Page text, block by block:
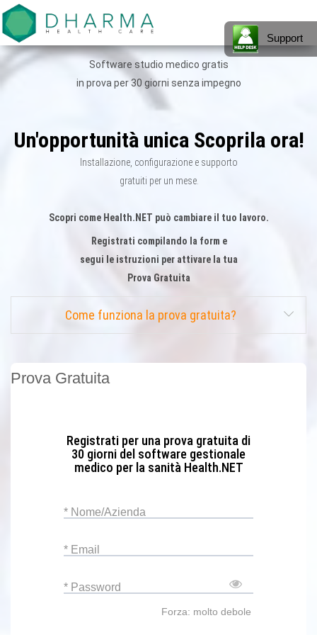
Gestionale
Software
per la
Sanità –
Healthcare
software
per la sanità
– Adatto ad
ogni realtà
singolo
medico
alla clinica.
più
MENU
Software studio medico gratis
in prova per 30 giorni senza impegno
Un'opportunità unica Scoprila ora!
Installazione, configurazione e supporto
gratuiti per un mese.
Scopri come Health.NET può cambiare il tuo lavoro.
Registrati compilando la form e
segui le istruzioni per attivare la tua
Prova Gratuita
Come funziona la prova gratuita?
Prova Gratuita
Registrati per una prova gratuita di
30 giorni del software gestionale
medico per la sanità Health.NET
* Nome/Azienda
* Email
* Password
Forza: molto debole
Support